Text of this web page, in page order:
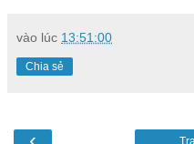
vào lúc 13:51:00
Chia sẻ